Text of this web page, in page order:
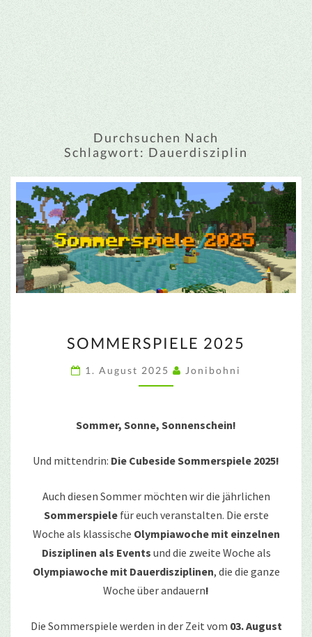
Durchsuchen Nach
Schlagwort: Dauerdisziplin
2025
SOMMERSPIELE 2025
1. August 2025 Jonibohni
Sommer, Sonne, Sonnenschein!
Und mittendrin: Die Cubeside Sommerspiele 2025!
Auch diesen Sommer möchten wir die jährlichen
Sommerspielefür euch veranstalten. Die erste
Woche als klassische Olympiawoche mit einzelnen
Disziplinen als Events und die zweite Woche als
Olympiawoche mit Dauerdisziplinen, die die ganze
Woche über andauern!
Die Sommerspiele werden in der Zeit vom 03. August